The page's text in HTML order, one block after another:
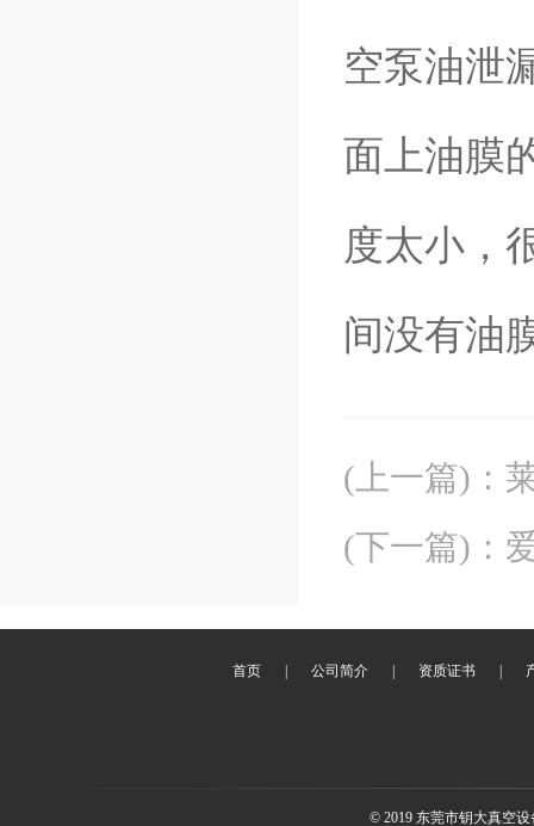
空泵油泄
面上油膜
度太小，
间没有油
(上一篇) ：
(下一篇) ：
首页 公司简介 资质证书
© 2019 东莞市钥大真空